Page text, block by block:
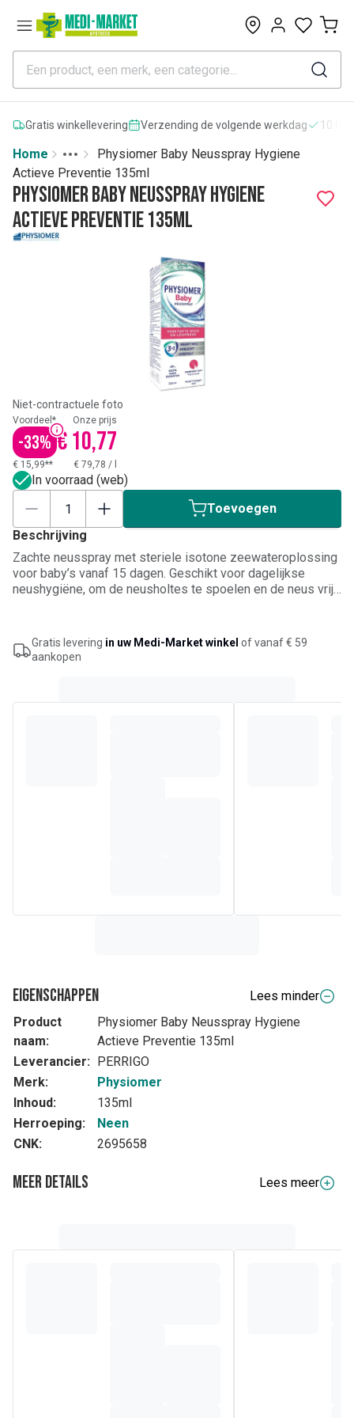
0
Gratis winkellevering Verzending de volgende werkdag
Home
More
Toggle menu
Physiomer Baby Neusspray Hygiene
Actieve Preventie 135ml
Physiomer Baby Neusspray Hygiene
Actieve Preventie 135ml
Niet-contractuele foto
Voordeel*
-33%
Onze prijs
€ 10,77
€ 15,99** € 79,78 /
In voorraad (web)
Toevoegen
Beschrijving
Zachte neusspray met steriele isotone zeewateroplossing
voor baby’s vanaf 15 dagen. Geschikt voor dagelijkse
neushygiëne, om de neusholtes te spoelen en de neus vrij
toepassing. Verbetert de neusademhaling en helpt het
risico op NKO-complicaties zoals otitis of bronchiolitis te
beperken.
Gratis levering in uw Medi-Market winkel of vanaf € 59
aankopen
Eigenschappen
Lees minder
Product
naam:
Physiomer Baby Neusspray Hygiene
Actieve Preventie 135ml
Leverancier: PERRIGO
Merk:
Physiomer
Inhoud:
135ml
Herroeping:
Neen
CNK:
2695658
Meer details
Lees meer
reiniging, om de neus te spoelen en deze vrij te maken